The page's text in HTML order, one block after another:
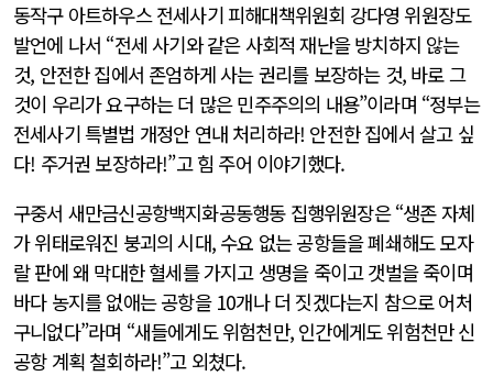
동작구 아트하우스 전세사기 피해대책위원회 강다영 위원장도
발언에 나서 “전세 사기와 같은 사회적 재난을 방치하지 않는
것, 안전한 집에서 존엄하게 사는 권리를 보장하는 것, 바로 그
것이 우리가 요구하는 더 많은 민주주의의 내용”이라며 “정부는
전세사기 특별법 개정안 연내 처리하라! 안전한 집에서 살고 싶
다! 주거권 보장하라!”고 힘 주어 이야기했다.
구중서 새만금신공항백지화공동행동 집행위원장은 “생존 자체
가 위태로워진 붕괴의 시대, 수요 없는 공항들을 폐쇄해도 모자
랄 판에 왜 막대한 혈세를 가지고 생명을 죽이고 갯벌을 죽이며
바다 농지를 없애는 공항을 10개나 더 짓겠다는지 참으로 어처
구니없다”라며 “새들에게도 위험천만, 인간에게도 위험천만 신
공항 계획 철회하라!”고 외쳤다.